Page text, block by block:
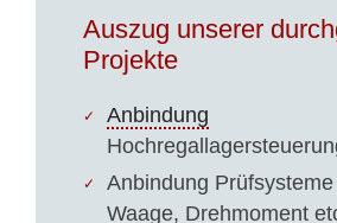
Auszug unserer
Projekte
Anbindung
Anbindung
Waage, Drehmoment